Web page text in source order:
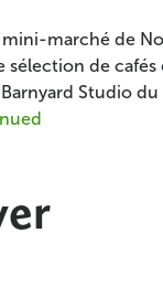
marché de
sélection de
Studio